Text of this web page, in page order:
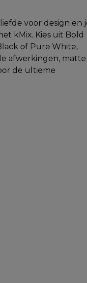
voor design en
kMix. Kies uit Bold
of Pure White,
afwerkingen, matte
de ultieme